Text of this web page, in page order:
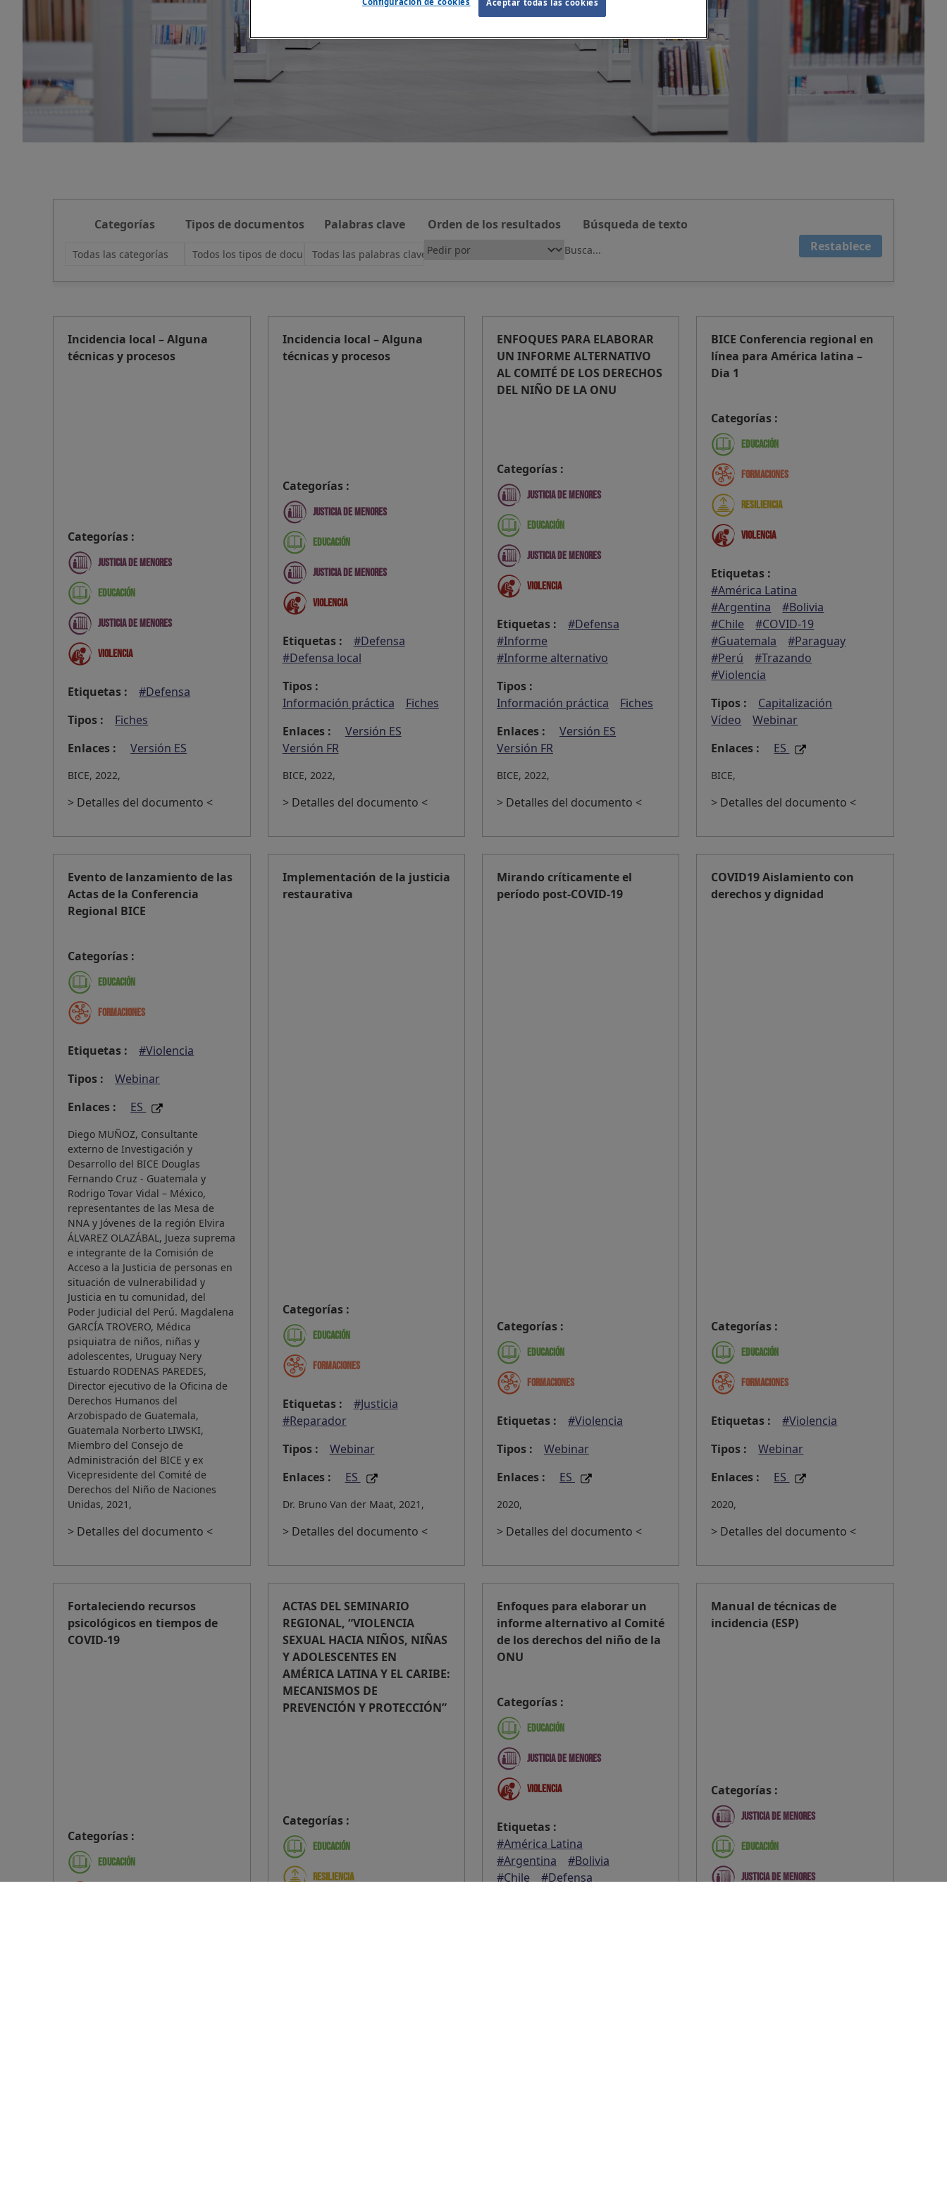
Categorías Tipos de documentos Palabras clave Orden de los resultados
Búsqueda de texto
Restablece
Incidencia local – Alguna
técnicas y procesos
Categorías :
Justicia de menores
Educación
Justicia de menores
Violencia
Etiquetas :
#Defensa
Tipos :
Fiches
Enlaces :
Versión ES
BICE, 2022,
> Detalles del documento <
Incidencia local – Alguna
técnicas y procesos
Categorías :
Justicia de menores
Educación
Justicia de menores
Violencia
Etiquetas :
#Defensa
#Defensa local
Tipos :
Información práctica
Fiches
Enlaces :
Versión ES
Versión FR
BICE, 2022,
> Detalles del documento <
ENFOQUES PARA ELABORAR
UN INFORME ALTERNATIVO
AL COMITÉ DE LOS DERECHOS
DEL NIÑO DE LA ONU
Categorías :
Justicia de menores
Educación
Justicia de menores
Violencia
Etiquetas :
#Defensa
#Informe
#Informe alternativo
Tipos :
Información práctica
Fiches
Enlaces :
Versión ES
Versión FR
BICE, 2022,
> Detalles del documento <
BICE Conferencia regional en
línea para América latina –
Dia 1
Categorías :
Educación
Formaciones
Resiliencia
Violencia
Etiquetas :
#América Latina
#Argentina
#Bolivia
#Chile
#COVID-19
#Guatemala
#Paraguay
#Perú
#Trazando
#Violencia
Tipos :
Capitalización
Vídeo
Webinar
Enlaces :
ES
BICE,
> Detalles del documento <
Evento de lanzamiento de las
Actas de la Conferencia
Regional BICE
Categorías :
Educación
Formaciones
Etiquetas :
#Violencia
Tipos :
Webinar
Enlaces :
ES
Diego MUÑOZ, Consultante
externo de Investigación y
Desarrollo del BICE Douglas
Fernando Cruz - Guatemala y
Rodrigo Tovar Vidal – México,
representantes de las Mesa de
NNA y Jóvenes de la región Elvira
ÁLVAREZ OLAZÁBAL, Jueza suprema
e integrante de la Comisión de
Acceso a la Justicia de personas en
situación de vulnerabilidad y
Justicia en tu comunidad, del
Poder Judicial del Perú. Magdalena
GARCÍA TROVERO, Médica
psiquiatra de niños, niñas y
adolescentes, Uruguay Nery
Estuardo RODENAS PAREDES,
Director ejecutivo de la Oficina de
Derechos Humanos del
Arzobispado de Guatemala,
Guatemala Norberto LIWSKI,
Miembro del Consejo de
Administración del BICE y ex
Vicepresidente del Comité de
Derechos del Niño de Naciones
Unidas, 2021,
> Detalles del documento <
Implementación de la justicia
restaurativa
Categorías :
Educación
Formaciones
Etiquetas :
#Justicia
#Reparador
Tipos :
Webinar
Enlaces :
ES
Dr. Bruno Van der Maat, 2021,
> Detalles del documento <
Mirando críticamente el
período post-COVID-19
Categorías :
Educación
Formaciones
Etiquetas :
#Violencia
Tipos :
Webinar
Enlaces :
ES
2020,
> Detalles del documento <
COVID19 Aislamiento con
derechos y dignidad
Categorías :
Educación
Formaciones
Etiquetas :
#Violencia
Tipos :
Webinar
Enlaces :
ES
2020,
> Detalles del documento <
Fortaleciendo recursos
psicológicos en tiempos de
COVID-19
Categorías :
Educación
ACTAS DEL SEMINARIO
REGIONAL, “VIOLENCIA
SEXUAL HACIA NIÑOS, NIÑAS
Y ADOLESCENTES EN
AMÉRICA LATINA Y EL CARIBE:
MECANISMOS DE
PREVENCIÓN Y PROTECCIÓN”
Categorías :
Educación
Resiliencia
Enfoques para elaborar un
informe alternativo al Comité
de los derechos del niño de la
ONU
Categorías :
Educación
Justicia de menores
Violencia
Etiquetas :
#América Latina
#Argentina
#Bolivia
#Chile
#Defensa
Manual de técnicas de
incidencia (ESP)
Categorías :
Justicia de menores
Educación
Justicia de menores
Aceptar todas las cookies